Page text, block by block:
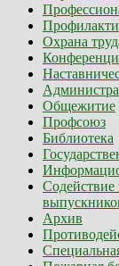
Охрана
Общежитие
Профсоюз
Библиотека
Содействие
Архив